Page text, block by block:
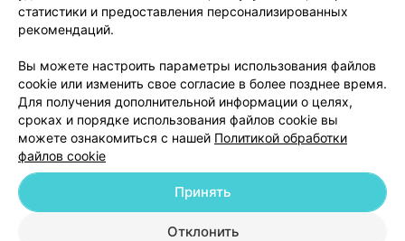
Добавить компанию
статистики и предоставления персонализированных
рекомендаций.
Вы можете настроить параметры использования файлов
cookie или изменить свое согласие в более позднее время.
Для получения дополнительной информации о целях,
сроках и порядке использования файлов cookie вы
можете ознакомиться с нашей Политикой обработки
файлов cookie
Отклонить
Принять